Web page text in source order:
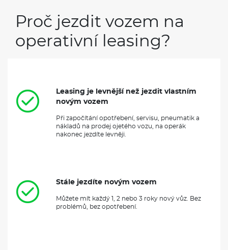
Proč jezdit vozem na
operativní leasing?
Leasing je levnější než jezdit vlastním
novým vozem
Při započítání opotřebení, servisu, pneumatik a
nákladů na prodej ojetého vozu, na operák
nakonec jezdíte levněji.
Stále jezdíte novým vozem
Můžete mít každý 1, 2 nebo 3 roky nový vůz. Bez
problémů, bez opotřebení.